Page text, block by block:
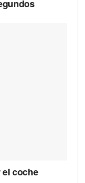
el coche